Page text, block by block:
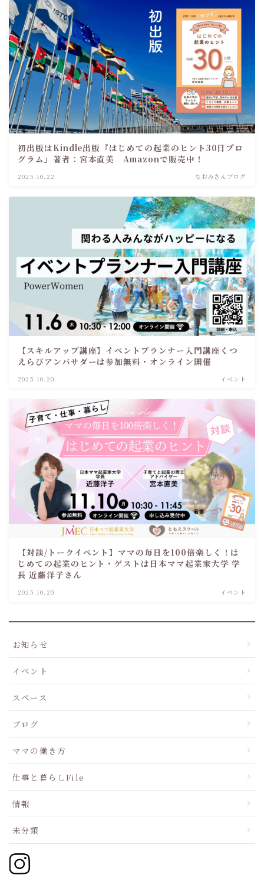
初出版はKindle出版『はじめての起業のヒント30日プロ
グラム』著者：宮本直美 Amazonで販売中！
2025.10.22 なおみさんブログ
【スキルアップ講座】イベントプランナー入門講座くつ
えらびアンバサダーは参加無料・オンライン開催
2025.10.20 イベント
【対談/トークイベント】ママの毎日を100倍楽しく！は
じめての起業のヒント・ゲストは日本ママ起業家大学 学
長 近藤洋子さん
2025.10.20 イベント
お知らせ
イベント
スペース
ブログ
ママの働き方
仕事と暮らしFile
情報
未分類